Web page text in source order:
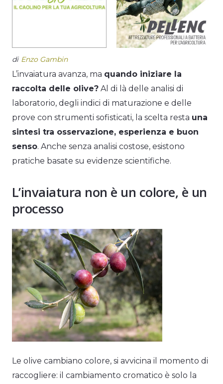
di Enzo Gambin
L’invaiatura avanza, ma quando iniziare la
raccolta delle olive? Al di là delle analisi di
laboratorio, degli indici di maturazione e delle
prove con strumenti sofisticati, la scelta resta una
sintesi tra osservazione, esperienza e buon
senso. Anche senza analisi costose, esistono
pratiche basate su evidenze scientifiche.
L’invaiatura non è un colore, è un
processo
Le olive cambiano colore, si avvicina il momento di
raccogliere: il cambiamento cromatico è solo la